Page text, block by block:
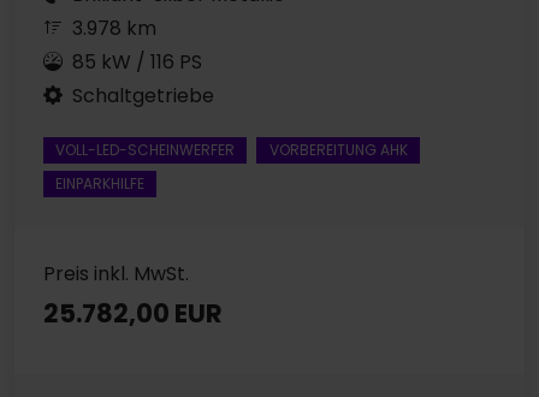
3.978 km
85 kW / 116 PS
Schaltgetriebe
VOLL-LED-SCHEINWERFER
VORBEREITUNG AHK
EINPARKHILFE
Preis inkl. MwSt.
25.782,00 EUR